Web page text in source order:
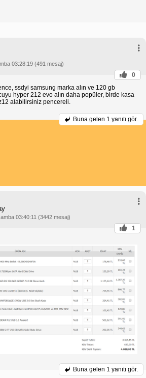
03:28:19 (491 mesaj)
0
ssdyi samsung marka alın ve 120 gb
hyper 212 evo alın daha popüler, birde kasa
alabilirsiniz pencereli.
Buna gelen 1 yanıtı gör.
03:40:11 (3442 mesaj)
1
Buna gelen 1 yanıtı gör.